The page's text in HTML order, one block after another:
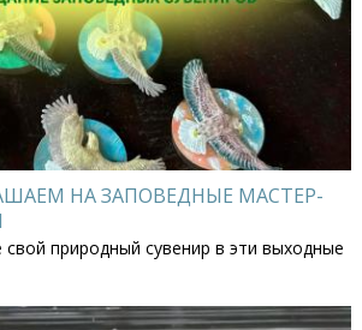
НА ЗАПОВЕДНЫЕ МАСТЕР-
свой природный сувенир в эти выходные